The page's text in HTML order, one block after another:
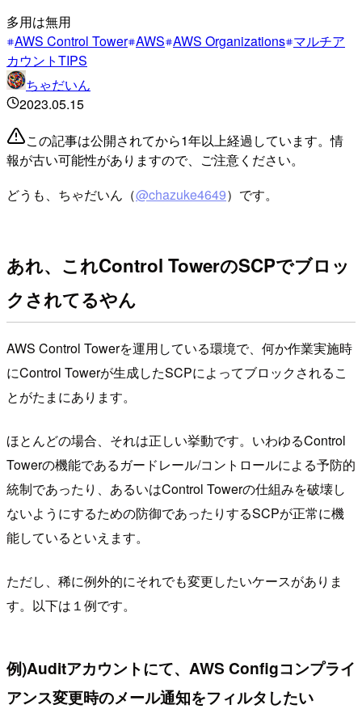
多用は無用
AWS Control Tower AWS AWS Organizations マルチア
カウントTIPS
ちゃだいん
2023.05.15
この記事は公開されてから1年以上経過しています。情
報が古い可能性がありますので、ご注意ください。
どうも、ちゃだいん（@chazuke4649）です。
あれ、これControl TowerのSCPでブロッ
クされてるやん
AWS Control Towerを運用している環境で、何か作業実施時
にControl Towerが生成したSCPによってブロックされるこ
とがたまにあります。
ほとんどの場合、それは正しい挙動です。いわゆるControl
Towerの機能であるガードレール/コントロールによる予防的
統制であったり、あるいはControl Towerの仕組みを破壊し
ないようにするための防御であったりするSCPが正常に機
能しているといえます。
ただし、稀に例外的にそれでも変更したいケースがありま
す。以下は１例です。
例)Auditアカウントにて、AWS Configコンプライ
アンス変更時のメール通知をフィルタしたい